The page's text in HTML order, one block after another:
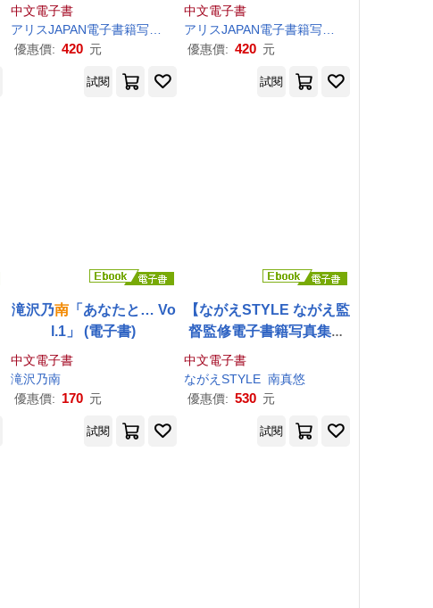
南畑颯花
ol.1 アリスJAPAN電子書
籍写真集 (電子書)
中文電子書
南畑颯花
優惠價: 420 元
ol.2 アリスJAPAN電子書
籍写真集 (電子書)
中文電子書
優惠價: 420 元
試閱 試閱
滝沢乃南「あなたと… Vo
l.1」 (電子書)
中文電子書
滝沢乃南
優惠價: 170 元
【ながえSTYLE ながえ監
督監修電子書籍写真集】
大切な妻の肉体が他人に
知り尽くされてしまった
総集版南真悠 (電子書)
中文電子書
ながえSTYLE 南真悠
優惠價: 530 元
試閱 試閱